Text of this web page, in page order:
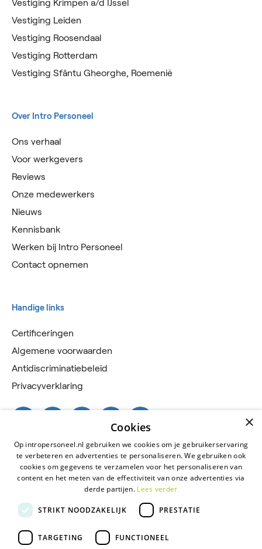
Vestiging Krimpen a/d IJssel
Vestiging Leiden
Vestiging Roosendaal
Vestiging Rotterdam
Vestiging Sfântu Gheorghe, Roemenië
Over Intro Personeel
Ons verhaal
Voor werkgevers
Reviews
Onze medewerkers
Nieuws
Kennisbank
Werken bij Intro Personeel
Contact opnemen
Handige links
Certificeringen
Algemene voorwaarden
Antidiscriminatiebeleid
Privacyverklaring
2026 © Intro Personeel
Algemene voorwaarden
×
Cookies
Op intropersoneel.nl gebruiken we cookies om je gebruikerservaring
te verbeteren en advertenties te personaliseren. We gebruiken ook
cookies om gegevens te verzamelen voor het personaliseren van
content en het meten van de effectiviteit van onze advertenties via
derde partijen. Lees verder
STRIKT NOODZAKELIJK PRESTATIE
TARGETING FUNCTIONEEL